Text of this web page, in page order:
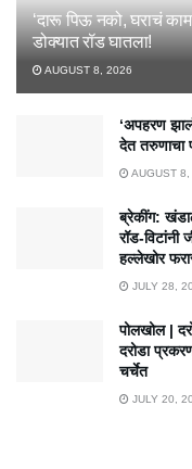
‘दारू पिऊ नको, घराचं
डोक्यात रॉड घातला!
AUGUST 8, 2026
‘अपहरण
देत तरुणाचा
AUGUST
ब्रेकींग:
रॉड-विटांनी
हल्लेखोर
JULY 28,
पोलखोल |
दरोडा
चर्चेत
JULY 20,